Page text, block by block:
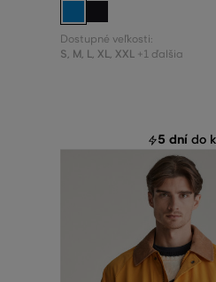
Dostupné veľkosti:
S, M, L, XL, XXL +1 ďalšia
5 dní do